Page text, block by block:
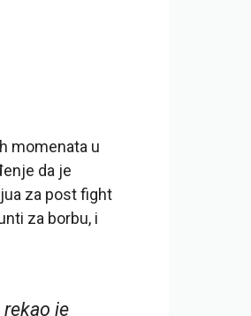
momenata u
da je
za post fight
za borbu, i
je